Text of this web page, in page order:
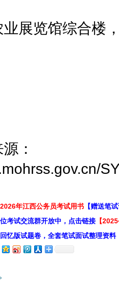
览馆综合楼
：
年江西公务员考试用书 【赠送笔
考试交流群开放中，点击链接 【
忆版试题卷，全套笔试面试整理资料